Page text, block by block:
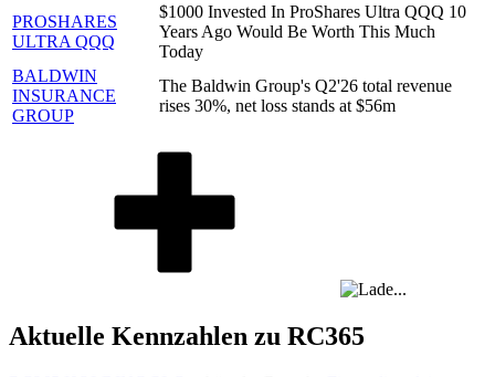
PROSHARES
ULTRA QQQ
$1000 Invested In ProShares Ultra QQQ 10
Years Ago Would Be Worth This Much
Today
BALDWIN
INSURANCE
GROUP
The Baldwin Group's Q2'26 total revenue
rises 30%, net loss stands at $56m
Aktuelle Kennzahlen zu RC365